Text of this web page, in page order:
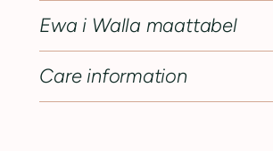
Ewa i Walla maattabel
Care information